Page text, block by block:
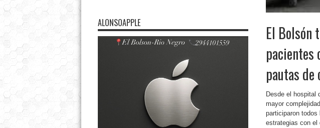
El Bolsón
pacientes
pautas de
Desde el hospital
mayor
participaron
estrategias con el
ALONSOAPPLE